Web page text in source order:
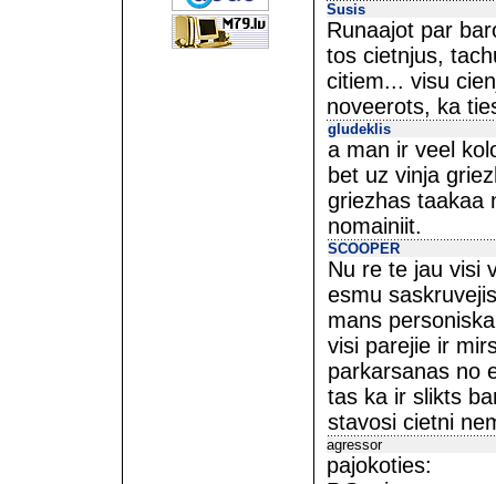
Susis
Runaajot par
tos cietnjus,
citiem... visu
noveerots, ka
gludeklis
a man ir veel
bet uz vinja
griezhas taakaa
nomainiit.
SCOOPER
Nu re te jau visi
esmu
mans
visi parejie ir
parkarsanas no
tas ka ir slikts
stavosi cietni
agressor
pajokoties: